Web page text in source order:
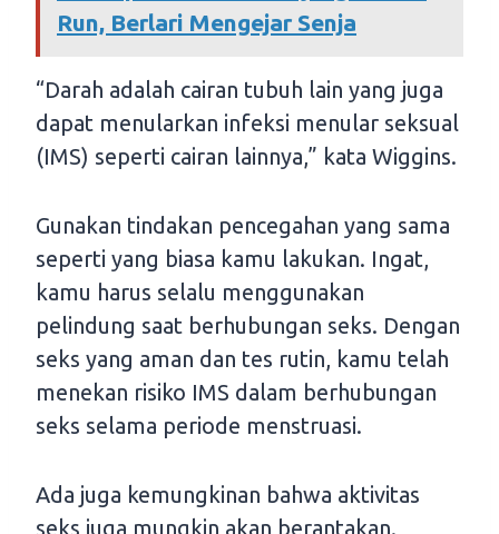
Run, Berlari Mengejar Senja
“Darah adalah cairan tubuh lain yang juga
dapat menularkan infeksi menular seksual
(IMS) seperti cairan lainnya,” kata Wiggins.
Gunakan tindakan pencegahan yang sama
seperti yang biasa kamu lakukan. Ingat,
kamu harus selalu menggunakan
pelindung saat berhubungan seks. Dengan
seks yang aman dan tes rutin, kamu telah
menekan risiko IMS dalam berhubungan
seks selama periode menstruasi.
Ada juga kemungkinan bahwa aktivitas
seks juga mungkin akan berantakan.